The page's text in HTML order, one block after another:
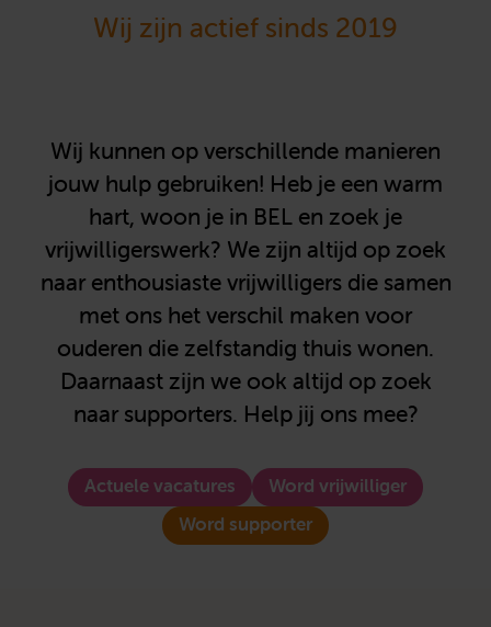
Wij zijn actief sinds 2019
Wij kunnen op verschillende manieren
jouw hulp gebruiken! Heb je een warm
hart, woon je in BEL en zoek je
vrijwilligerswerk? We zijn altijd op zoek
naar enthousiaste vrijwilligers die samen
met ons het verschil maken voor
ouderen die zelfstandig thuis wonen.
Daarnaast zijn we ook altijd op zoek
naar supporters. Help jij ons mee?
Actuele vacatures
Word vrijwilliger
Word supporter